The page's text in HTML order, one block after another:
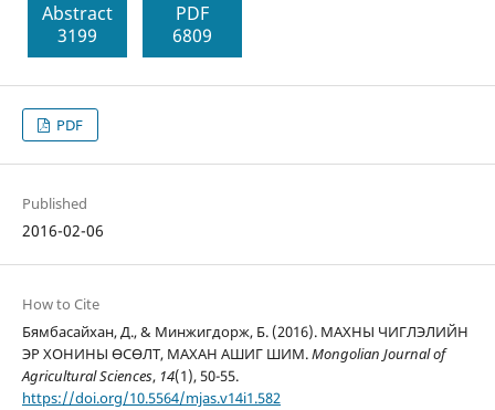
Abstract
3199
PDF
6809
PDF
Published
2016-02-06
How to Cite
Бямбасайхан, Д., & Минжигдорж, Б. (2016). МАХНЫ ЧИГЛЭЛИЙН
ЭР ХОНИНЫ ӨСӨЛТ, МАХАН АШИГ ШИМ.Mongolian Journal of
Agricultural Sciences, 14(1), 50-55.
https://doi.org/10.5564/mjas.v14i1.582